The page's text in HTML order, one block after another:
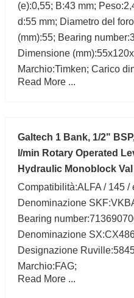
(e):0,55; B:43 mm;
d:55 mm; Diametro del foro
(mm):55; Bearing
Dimensione
Marchio:Timken; Carico
radiale (C):223 kN;
Read More ...
Galtech 1 Bank, 1/2"
l/min Rotary Operated
Hydraulic Monoblock Val
Compatibilità:ALFA / 145 /
Denominazione
Bearing
Denominazione
Designazione
Marchio:FAG;
Read More ...